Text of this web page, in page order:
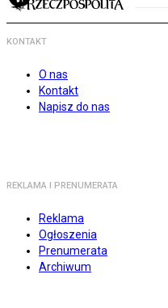
KONTAKT
O nas
Kontakt
Napisz do nas
REKLAMA I PRENUMERATA
Reklama
Ogłoszenia
Prenumerata
Archiwum